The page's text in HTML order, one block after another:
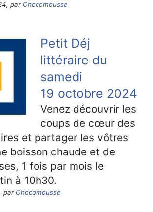
par Chocomousse
Petit Déj
littéraire du
samedi
19 octobre 2024
Venez découvrir les
coups de cœur des
et partager les vôtres
boisson chaude et de
1 fois par mois le
à 10h30.
par Chocomousse